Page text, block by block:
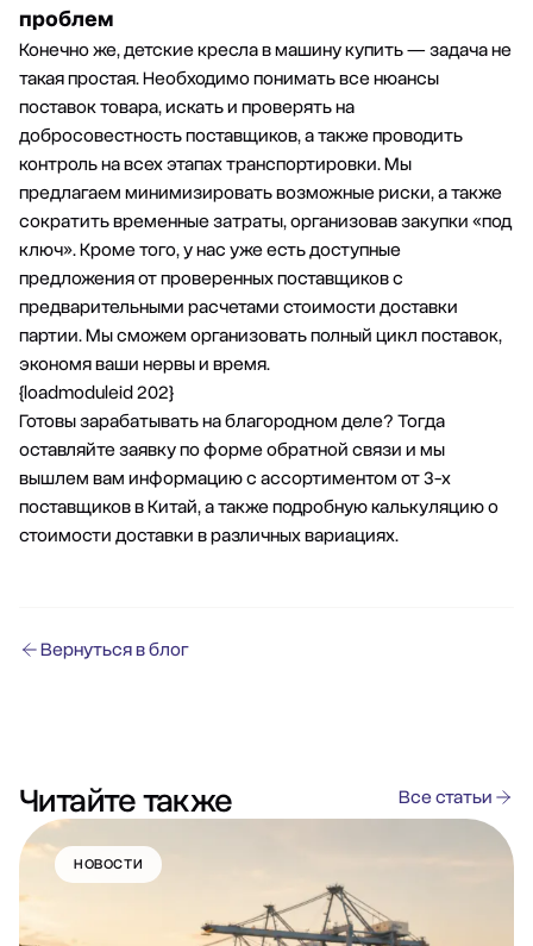
проблем
Конечно же, детские кресла в машину купить — задача не
такая простая. Необходимо понимать все нюансы
поставок товара, искать и проверять на
добросовестность поставщиков, а также проводить
контрольна всех этапах транспортировки. Мы
предлагаем минимизировать возможные риски, а также
сократить временные затраты, организовав закупки «под
ключ». Кроме того, у нас уже есть доступные
предложения от проверенных поставщиков с
предварительными расчетами стоимости доставки
партии. Мы сможем организовать полный цикл поставок,
экономя ваши нервы и время.
{loadmoduleid 202}
Готовы зарабатывать на благородном деле? Тогда
оставляйте заявку по форме обратной связи и мы
вышлем вам информацию с ассортиментом от 3-х
поставщиков в Китай, а также подробную калькуляцию о
стоимости доставки в различных вариациях.
Вернуться в блог
Читайте также Все статьи
НОВОСТИ